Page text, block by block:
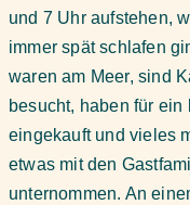
und 7 Uhr aufstehen,
immer spät schlafen
waren am Meer, sind
besucht, haben für
eingekauft und vieles
etwas mit den
unternommen. An